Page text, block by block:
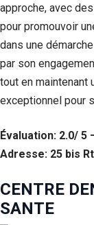
approche, avec
pour promouvoir
dans une
par son
tout en maintenant
exceptionnel pour
Évaluation: 2.0/ 5
Adresse: 25 bis
CENTRE
SANTE